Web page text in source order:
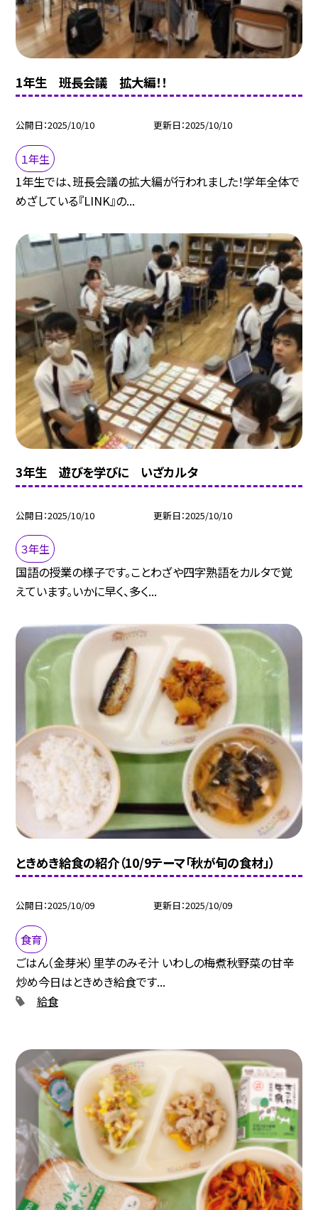
1年生 班長会議 拡大編！！
公開日 2025/10/10 更新日 2025/10/10
１年生
1年生では、班長会議の拡大編が行われました！学年全体で
めざしている『LINK』の...
3年生 遊びを学びに いざカルタ
公開日 2025/10/10 更新日 2025/10/10
３年生
国語の授業の様子です。ことわざや四字熟語をカルタで覚
えています。いかに早く、多く...
ときめき給食の紹介（10/9テーマ「秋が旬の食材」）
公開日 2025/10/09 更新日 2025/10/09
食育
ごはん（金芽米）里芋のみそ汁 いわしの梅煮秋野菜の甘辛
炒め今日はときめき給食です...
給食